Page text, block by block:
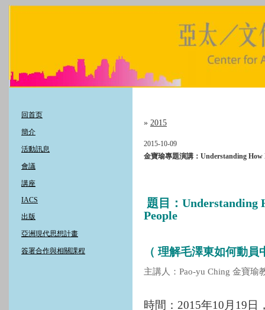
回首页
簡介
活動訊息
會議
講座
IACS
出版
亞洲現代思想計畫
簽署合作與相關課程
» 2015
2015-10-09
金寶瑜專題演講：Understanding How
題目：Understanding
People
（ 理解毛澤東如何動員
主講人：Pao-yu Ching 金寶瑜
時間：2015年10月19日